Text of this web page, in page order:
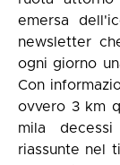
emersa
newsletter
ogni giorno
Con
ovvero 3 km
mila
riassunte nel